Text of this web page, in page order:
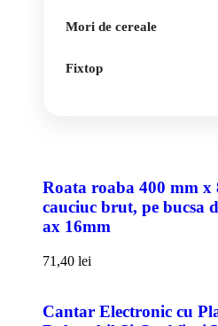
Mori de cereale
Fixtop
Roata roaba 400 mm
cauciuc brut, pe bucsa
ax 16mm
71,40 lei
Cantar Electronic cu